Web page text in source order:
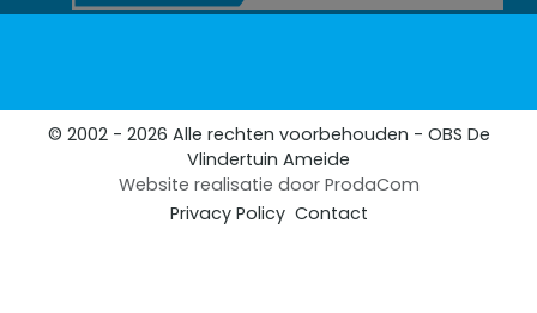
© 2002 - 2026 Alle rechten voorbehouden - OBS De
Vlindertuin Ameide
Website realisatie door ProdaCom
Privacy Policy Contact